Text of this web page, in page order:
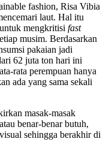
fashion, Risa Vibia
laut. Hal itu
mengkritisi fast
musim. Berdasarkan
pakaian jadi
62 juta ton hari ini
rata perempuan hanya
ada yang sama sekali
masak-masak
benar-benar butuh,
sehingga berakhir di